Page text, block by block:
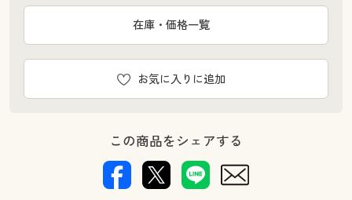
お気に入りに追加
在庫・価格一覧
この商品をシェアする